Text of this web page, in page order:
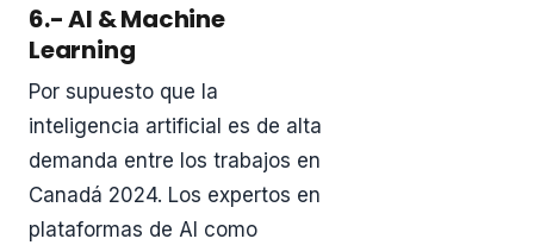
6.- AI & Machine
Learning
Por supuesto que la
inteligencia artificial es de alta
demanda entre los trabajos en
Canadá 2024. Los expertos en
plataformas de AI como